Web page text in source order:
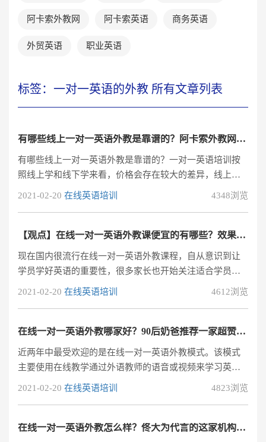
阿卡索外教网 阿卡索英语 商务英语
外贸英语 职业英语
标签：一对一英语的外教 所有文章列表
有哪些线上一对一英语外教是靠谱的？阿卡索外教网怎么样？
有哪些线上一对一英语外教是靠谱的？一对一英语培训按
照线上学和线下学来看，价格会存在较大的差异，线上的
一对一英语培训因为没有教学设备和场地租赁成本的支
教学，不同的机构之间课程效果差别也是比较大的。有哪
2021-02-20 在线英语培训 4348浏览
【观点】在线一对一英语外教课便宜的有哪些？效果好吗？
现在国内很流行在线一对一英语外教课程，自从意识到让
学员学好英语的重要性，很多家长也开始关注适合学员的
英语外教课程，不过一直以来国内的外教英语辅导课程价
好？关于这个问题，我想给大家分享一下我的看法。首
2021-02-20 在线英语培训 4612浏览
在线一对一英语外教哪家好？90后奶爸推荐一家超赞的机构！
近两年中最受欢迎的是在线一对一英语外教模式。该模式
主要使用在线教学通过外语教师的语音或视频来学习英
语，并可以提问和互动。因此，为了学好英语，很多人会
如果他们使用外籍教师，他们的英语肯定会有所改善。毕
2021-02-20 在线英语培训 4823浏览
在线一对一英语外教怎么样？佟大为代言的这家机构怎么样？